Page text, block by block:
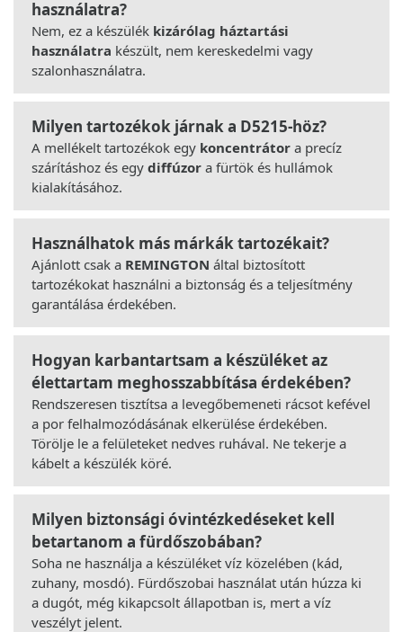
használatra?
Nem, ez a készülék kizárólag háztartási
használatra készült, nem kereskedelmi vagy
szalonhasználatra.
Milyen tartozékok járnak a D5215-höz?
A mellékelt tartozékok egy koncentrátor a precíz
szárításhoz és egy diffúzor a fürtök és hullámok
kialakításához.
Használhatok más márkák tartozékait?
Ajánlott csak a REMINGTON által biztosított
tartozékokat használni a biztonság és a teljesítmény
garantálása érdekében.
Hogyan karbantartsam a készüléket az
élettartam meghosszabbítása érdekében?
Rendszeresen tisztítsa a levegőbemeneti rácsot kefével
a por felhalmozódásának elkerülése érdekében.
Törölje le a felületeket nedves ruhával. Ne tekerje a
kábelt a készülék köré.
Milyen biztonsági óvintézkedéseket kell
betartanom a fürdőszobában?
Soha ne használja a készüléket víz közelében (kád,
zuhany, mosdó). Fürdőszobai használat után húzza ki
a dugót, még kikapcsolt állapotban is, mert a víz
veszélyt jelent.